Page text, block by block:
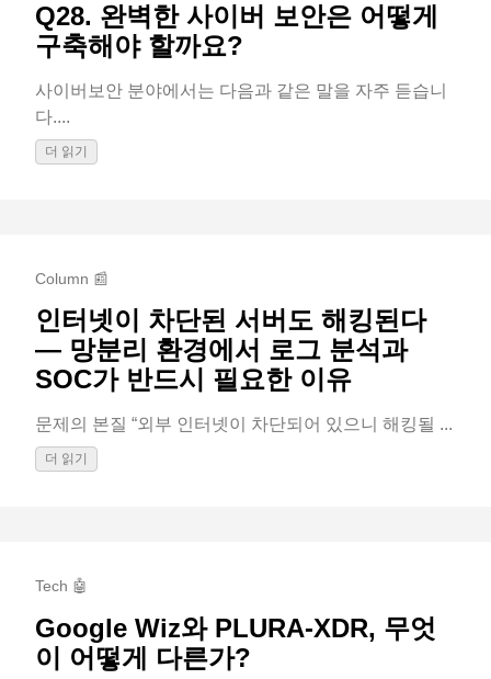
Q28. 완벽한 사이버 보안은 어떻게
구축해야 할까요?
사이버보안 분야에서는 다음과 같은 말을 자주 듣습니
다....
더 읽기
Column 📰
인터넷이 차단된 서버도 해킹된다
— 망분리 환경에서 로그 분석과
SOC가 반드시 필요한 이유
문제의 본질 “외부 인터넷이 차단되어 있으니 해킹될 ...
더 읽기
Tech 🤖
Google Wiz와 PLURA-XDR, 무엇
이 어떻게 다른가?